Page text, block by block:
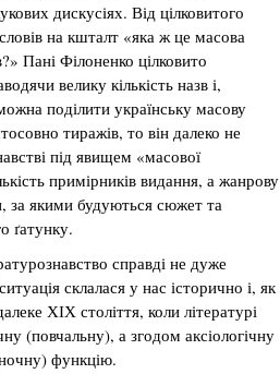
дискусіях. Від цілковитого
на кшталт «яка ж це масова
Пані Філоненко цілковито
велику кількість назв і,
поділити українську масову
тиражів, то він далеко не
під явищем «масової
примірників видання, а жанрову
за якими будуються сюжет та
ґатунку.
справді не дуже
склалася у нас історично і, як
ХІХ століття, коли літературі
(повчальну), а згодом аксіологічну
функцію.